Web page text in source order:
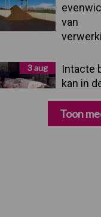
van
3 aug
Intacte
kan in
dan
Toon